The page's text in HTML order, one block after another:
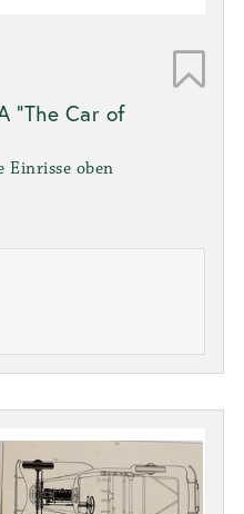
"The Car of
Einrisse oben